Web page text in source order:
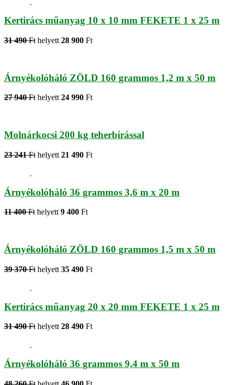
Kertirács műanyag 10 x 10 mm FEKETE 1 x 25 m
31 490 Ft helyett 28 900 Ft
Árnyékolóháló ZÖLD 160 grammos 1,2 m x 50 m
27 940 Fthelyett24 990 Ft
Molnárkocsi 200 kg teherbírással
23 241 Ft helyett 21 490 Ft
Árnyékolóháló 36 grammos 3,6 m x 20 m
11 400 Ft helyett 9 400 Ft
Árnyékolóháló ZÖLD 160 grammos 1,5 m x 50 m
39 370 Ft helyett 35 490 Ft
Kertirács műanyag 20 x 20 mm FEKETE 1 x 25 m
31 490 Ft helyett 28 490 Ft
Árnyékolóháló 36 grammos 9,4 m x 50 m